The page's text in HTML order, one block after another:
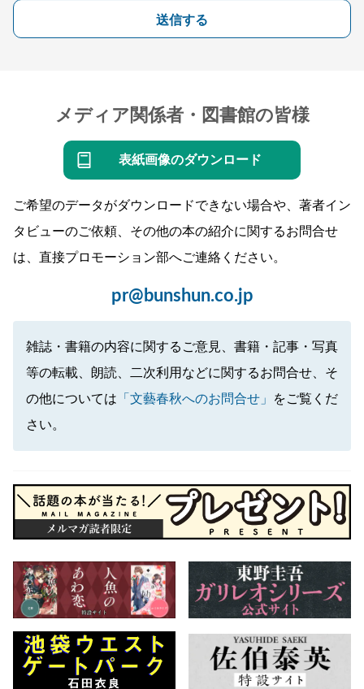
送信する
メディア関係者・図書館の皆様
表紙画像のダウンロード
ご希望のデータがダウンロードできない場合や、著者イン
タビューのご依頼、その他の本の紹介に関するお問合せ
は、直接プロモーション部へご連絡ください。
pr@bunshun.co.jp
雑誌・書籍の内容に関するご意見、書籍・記事・写真
等の転載、朗読、二次利用などに関するお問合せ、そ
の他については 「文藝春秋へのお問合せ」
をご覧くだ
さい。